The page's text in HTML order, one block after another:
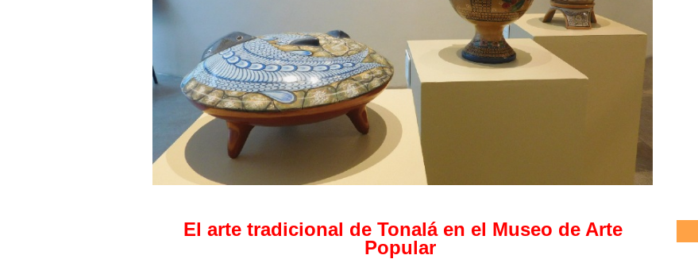
El arte tradicional de Tonalá en el Museo de Arte
Popular